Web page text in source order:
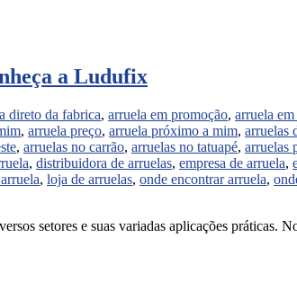
a Ludufix
direto da fabrica, arruela em promoção, arruela
, arruela preço, arruela próximo a mim, arruelas
, arruelas no carrão, arruelas no tatuapé, arruelas
, distribuidora de arruelas, empresa de arruela,
, loja de arruelas, onde encontrar arruela,
setores e suas variadas aplicações práticas.